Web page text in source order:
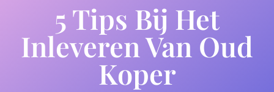
5 Tips Bij Het
Inleveren Van Oud
Koper